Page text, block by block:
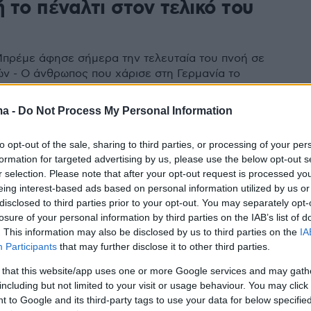
- Do Not Process My Personal Information
opt-out of the sale, sharing to third parties, or processing of your
for targeted advertising by us, please use the below opt-out
selection. Please note that after your opt-out request is processed
interest-based ads based on personal information utilized by us
to third parties prior to your opt-out. You may separately
of your personal information by third parties on the IAB’s list of
This information may also be disclosed by us to third parties on the
Participants that may further disclose it to other third parties.
that this website/app uses one or more Google services and may
but not limited to your visit or usage behaviour. You may
to Google and its third-party tags to use your data for below
πέναλτι στον τελικό του
άφησε σήμερα την τελευταία του πνοή σε
- Ο άνθρωπος που χάρισε στη Γερμανία το
πριν από δύο χρόνια είχε μια φοβερή τηλεοπτική
τον Σέρχιο Γκοϊκοετσέα, τερματοφύλακα της
Μαραντόνα: Ξέσπασε σε
on camera ο Γκοϊκοετσέα
Αργεντινός διεθνής γκολκίπερ, Σέρχιο Γκοϊκοετσέα
να συγκρατήσει τα δάκρυα του μιλώντας για τον
σε τηλεοπτική εκπομπή